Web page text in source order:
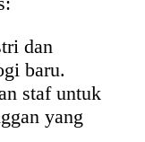
dan
baru.
staf untuk
yang